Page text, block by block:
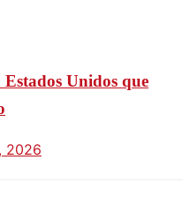
Unidos que
2026